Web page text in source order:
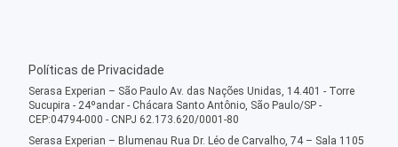
Políticas de Privacidade
Serasa Experian – São Paulo Av. das Nações Unidas, 14.401 - Torre
Sucupira - 24ºandar - Chácara Santo Antônio, São Paulo/SP -
CEP:04794-000 - CNPJ 62.173.620/0001-80
Serasa Experian – Blumenau Rua Dr. Léo de Carvalho, 74 – Sala 1105